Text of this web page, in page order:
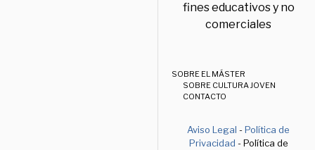
fines educativos y no
comerciales
SOBRE EL MÁSTER
SOBRE CULTURA JOVEN
CONTACTO
Aviso Legal -Política de
Privacidad - Política de